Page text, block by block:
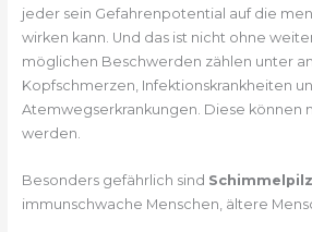
jeder sein Gefahrenpotential auf die
wirken kann. Und das ist nicht ohne
möglichen Beschwerden zählen unter
Kopfschmerzen, Infektionskrankheiten
Atemwegserkrankungen. Diese können
werden.
Besonders gefährlich sind
immunschwache Menschen, ältere